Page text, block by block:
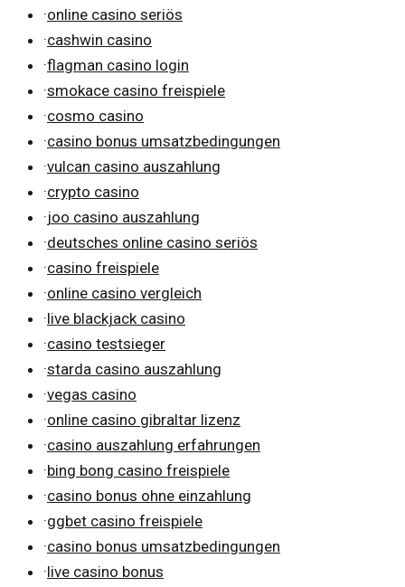
·online casino seriös
·cashwin casino
·flagman casino login
·smokace casino freispiele
·cosmo casino
·casino bonus umsatzbedingungen
·vulcan casino auszahlung
·crypto casino
·joo casino auszahlung
·deutsches online casino seriös
·casino freispiele
·online casino vergleich
·live blackjack casino
·casino testsieger
·starda casino auszahlung
·vegas casino
·online casino gibraltar lizenz
·casino auszahlung erfahrungen
·bing bong casino freispiele
·casino bonus ohne einzahlung
·ggbet casino freispiele
·casino bonus umsatzbedingungen
·live casino bonus